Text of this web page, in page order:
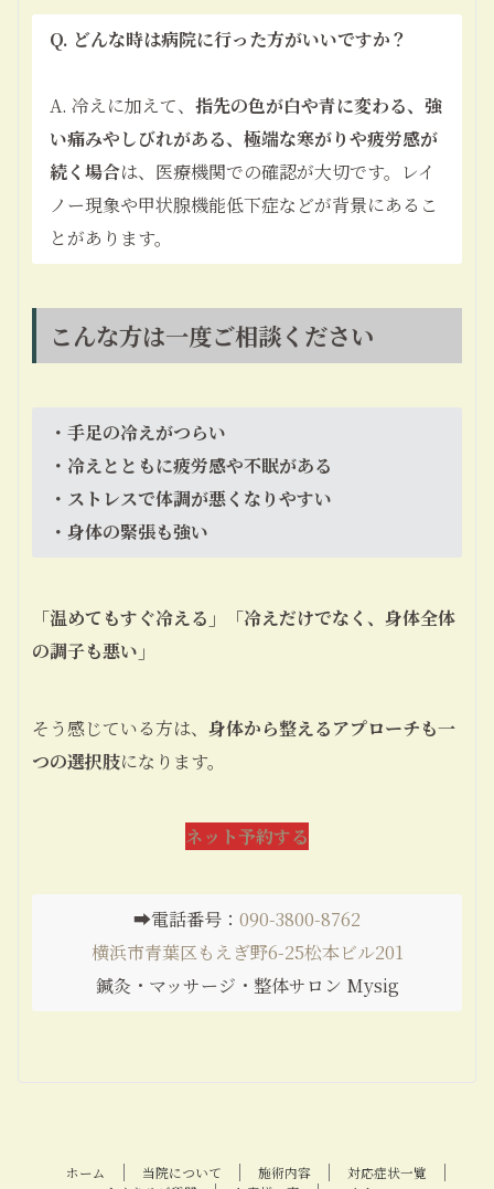
Q. どんな時は病院に行った方がいいですか？
A. 冷えに加えて、 指先の色が白や青に変わる、強
い痛みやしびれがある、極端な寒がりや疲労感が
続く場合は、医療機関での確認が大切です。レイ
ノー現象や甲状腺機能低下症などが背景にあるこ
とがあります。
こんな方は一度ご相談ください
・手足の冷えがつらい
・冷えとともに疲労感や不眠がある
・ストレスで体調が悪くなりやすい
・身体の緊張も強い
「温めてもすぐ冷える」「冷えだけでなく、身体全体
の調子も悪い」
そう感じている方は、 身体から整えるアプローチも一
つの選択肢になります。
ネット予約する
➡️電話番号： 090-3800-8762
横浜市青葉区もえぎ野6-25松本ビル201
鍼灸・マッサージ・整体サロン Mysig
ホーム 当院について 施術内容
対応症状一覧